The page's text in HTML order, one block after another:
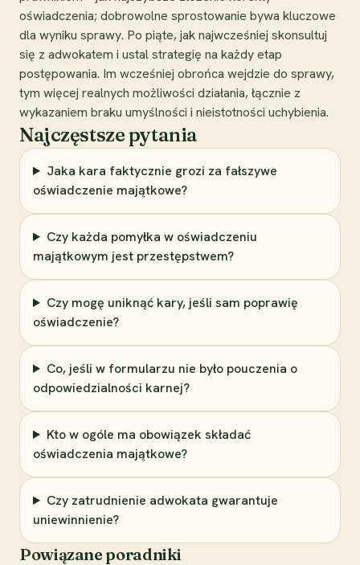
oświadczenia; dobrowolne sprostowanie bywa kluczowe
dla wyniku sprawy. Po piąte, jak najwcześniej skonsultuj
się z adwokatem i ustal strategię na każdy etap
postępowania. Im wcześniej obrońca wejdzie do sprawy,
tym więcej realnych możliwości działania, łącznie z
wykazaniem braku umyślności i nieistotności uchybienia.
Najczęstsze pytania
Jaka kara faktycznie grozi za fałszywe
oświadczenie majątkowe?
Czy każda pomyłka w oświadczeniu
majątkowym jest przestępstwem?
Czy mogę uniknąć kary, jeśli sam poprawię
oświadczenie?
Co, jeśli w formularzu nie było pouczenia o
odpowiedzialności karnej?
Kto w ogóle ma obowiązek składać
oświadczenia majątkowe?
Czy zatrudnienie adwokata gwarantuje
uniewinnienie?
Powiązane poradniki